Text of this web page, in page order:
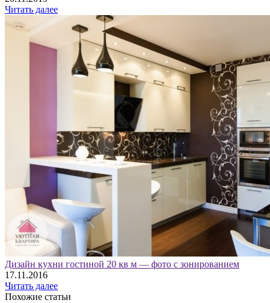
Читать далее
Дизайн кухни гостиной 20 кв м — фото с зонированием
17.11.2016
Читать далее
Похожие статьи